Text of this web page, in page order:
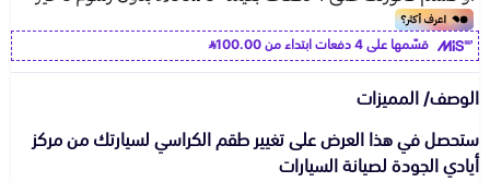
قسّمها على 4 دفعات ابتداء من 100.00
الوصف/ المميزات
ستحصل في هذا العرض على تغيير طقم الكراسي لسيارتك من مركز
أيادي الجودة لصيانة السيارات